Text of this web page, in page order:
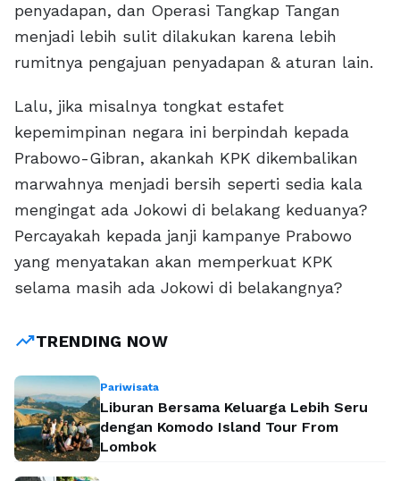
penyadapan, dan Operasi Tangkap Tangan
menjadi lebih sulit dilakukan karena lebih
rumitnya pengajuan penyadapan & aturan lain.
Lalu, jika misalnya tongkat estafet
kepemimpinan negara ini berpindah kepada
Prabowo-Gibran, akankah KPK dikembalikan
marwahnya menjadi bersih seperti sedia kala
mengingat ada Jokowi di belakang keduanya?
Percayakah kepada janji kampanye Prabowo
yang menyatakan akan memperkuat KPK
selama masih ada Jokowi di belakangnya?
trending_upTRENDING NOW
Pariwisata
Liburan Bersama Keluarga Lebih Seru
dengan Komodo Island Tour From
Lombok